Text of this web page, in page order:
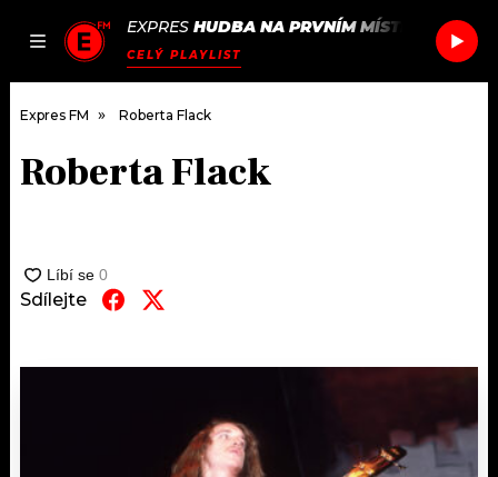
JAK
SEZNAM.CZ
EXPRES HUDBA NA PRVNÍM MÍSTĚ
CELÝ PLAYLIST
DOMŮ
AKTUÁLNĚ
PODCASTY
Expres FM Roberta Flack
Roberta Flack
Sdílejte